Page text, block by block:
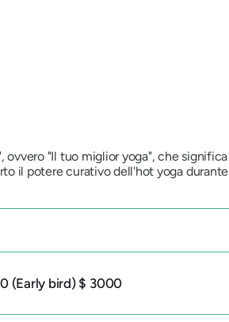
ovvero "Il tuo miglior yoga", che significa
il potere curativo dell'hot yoga durante
(Early bird) $ 3000